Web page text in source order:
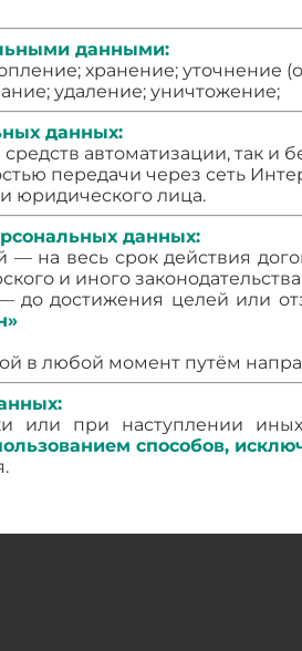
данными:
хранение;
удаление; уничтожение;
данных:
автоматизации, так и
передачи через сеть
юридического лица.
данных:
на весь срок действия
и иного
до достижения целей или
в любой момент путём
или при наступлении
способов,